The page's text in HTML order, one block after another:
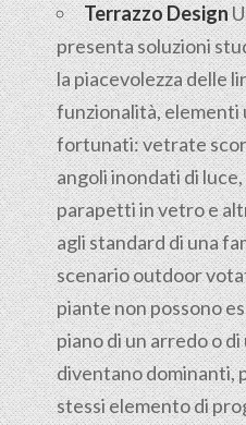
Terrazzo Design
presenta soluzioni
la piacevolezza delle
funzionalità, elementi
fortunati: vetrate
angoli inondati di
parapetti in vetro e
agli standard di una
scenario outdoor
piante non possono
piano di un arredo o
diventano dominanti,
stessi elemento di